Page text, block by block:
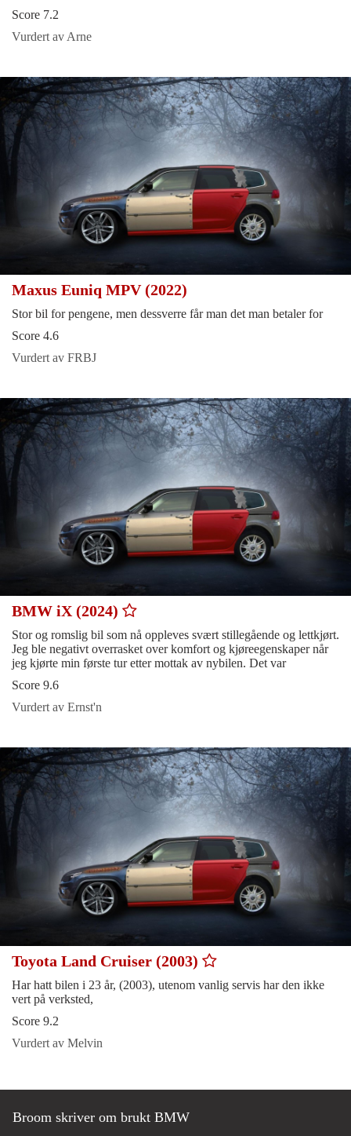
Score 7.2
Vurdert av Arne
Maxus Euniq MPV (2022)
Stor bil for pengene, men dessverre får man det man betaler for
Score 4.6
Vurdert av FRBJ
BMW iX (2024)
Stor og romslig bil som nå oppleves svært stillegående og lettkjørt.
Jeg ble negativt overrasket over komfort og kjøreegenskaper når
jeg kjørte min første tur etter mottak av nybilen. Det var
Score 9.6
Vurdert av Ernst'n
Toyota Land Cruiser (2003)
Har hatt bilen i 23 år, (2003), utenom vanlig servis har den ikke
vert på verksted,
Score 9.2
Vurdert av Melvin
Broom skriver om brukt BMW